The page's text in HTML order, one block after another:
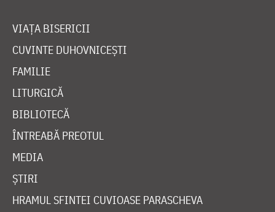
VIAȚA BISERICII
CUVINTE DUHOVNICEȘTI
FAMILIE
LITURGICĂ
BIBLIOTECĂ
ÎNTREABĂ PREOTUL
MEDIA
ȘTIRI
HRAMUL SFINTEI CUVIOASE PARASCHEVA